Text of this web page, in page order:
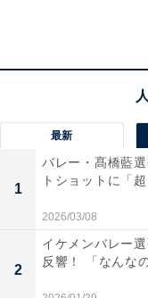
最新
1
バレー・髙橋藍
トショットに「
2026/03/08
2
イケメンバレー
反響！ 「なんな